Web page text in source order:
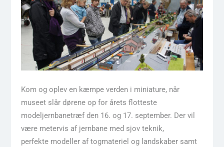
Kom og oplev en kæmpe verden i miniature, når
museet slår dørene op for årets flotteste
modeljernbanetræf den 16. og 17. september. Der vil
være metervis af jernbane med sjov teknik,
perfekte modeller af togmateriel og landskaber samt